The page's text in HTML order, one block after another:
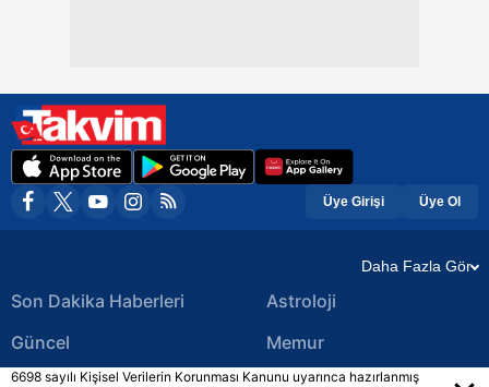
Üye Girişi Üye Ol
Daha Fazla Gör
Son Dakika Haberleri
Güncel
Astroloji
Memur
6698 sayılı Kişisel Verilerin Korunması Kanunu uyarınca hazırlanmış